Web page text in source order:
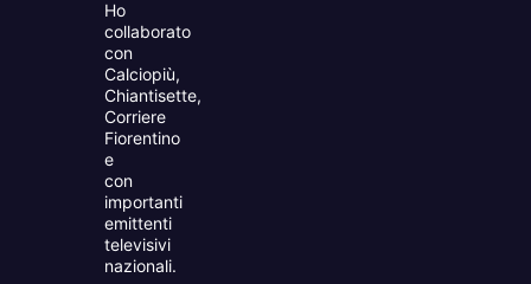
Ho
collaborato
con
Calciopiù,
Chiantisette,
Corriere
Fiorentino
e
con
importanti
emittenti
televisivi
nazionali.